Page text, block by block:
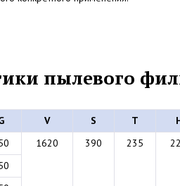
пылевого
V S T
1620 390 235